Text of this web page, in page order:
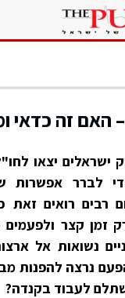
האם זה כדאי
יצאו
לברר אפשרות
רבים רואים זאת
זמן קצר ולפעמים
נשואות אל
נרצה להפנות
לעבוד בקנדה?